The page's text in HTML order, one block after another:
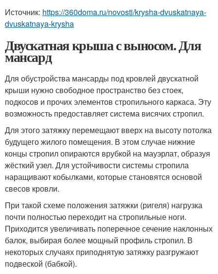
Источник: https://360doma.ru/novosti/krysha-dvuskatnaya-
dvuskatnaya-krysha
Двускатная крыша с выносом. Для
мансард
Для обустройства мансарды под кровлей двускатной
крыши нужно свободное пространство без стоек,
подкосов и прочих элементов стропильного каркаса. Эту
возможность предоставляет система висячих стропил.
Для этого затяжку перемещают вверх на высоту потолка
будущего жилого помещения. В этом случае нижние
концы стропил опираются врубкой на мауэрлат, образуя
жёсткий узел. Для устойчивости системы стропила
наращивают кобылками, которые становятся основой
свесов кровли.
При такой схеме положения затяжки (ригеля) нагрузка
почти полностью переходит на стропильные ноги.
Приходится увеличивать поперечное сечение наклонных
балок, выбирая более мощный профиль стропил. В
некоторых случаях приподнятую затяжку разгружают
подвеской (бабкой).